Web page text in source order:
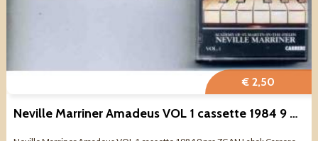
€ 2,50
Neville Marriner Amadeus VOL 1 cassette 1984 9 nrs ZGAN